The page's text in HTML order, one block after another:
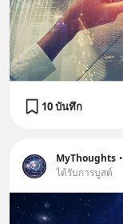
10 บันทึก
MyThoughts •
ได้รับการบูสต์